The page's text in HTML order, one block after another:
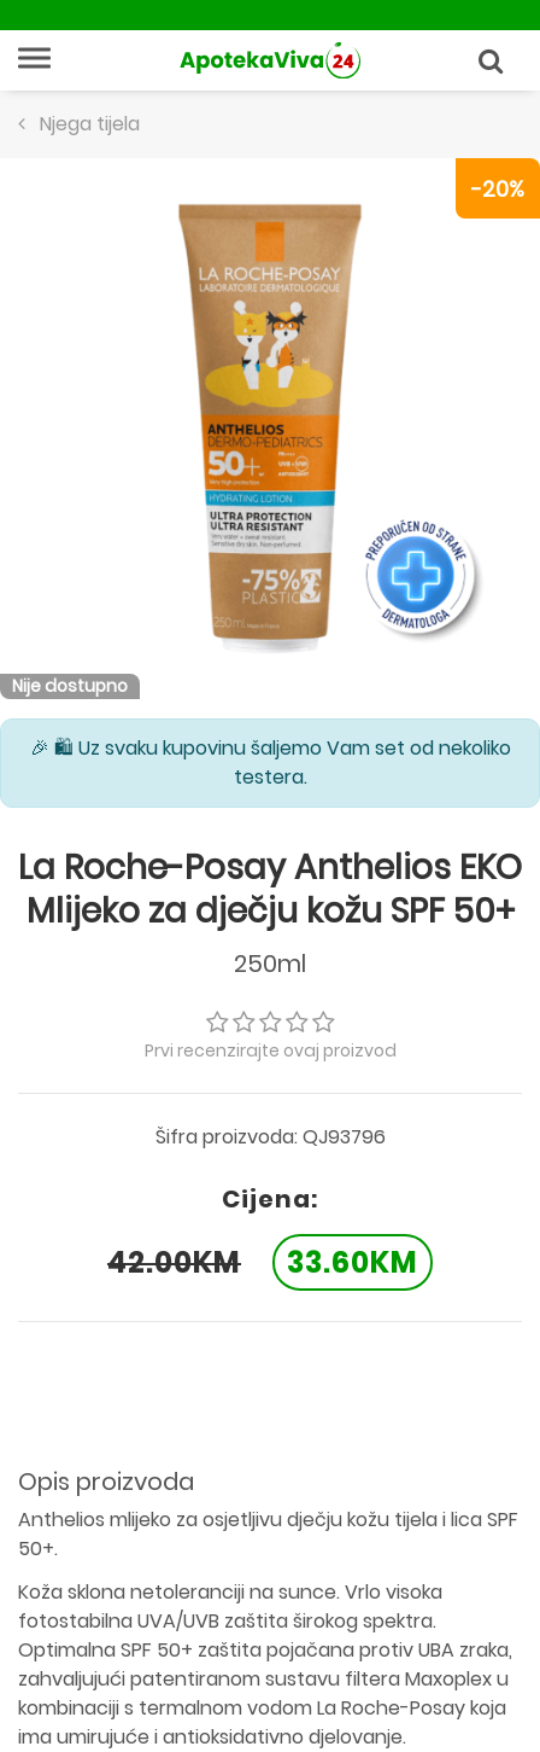
Njega tijela
-20%
Nije dostupno
🎉 🛍️ Uz svaku kupovinu šaljemo Vam set od nekoliko
testera.
La Roche-Posay Anthelios EKO
Mlijeko za dječju kožu SPF 50+
250ml
Prvi recenzirajte ovaj proizvod
Šifra proizvoda: QJ93796
Cijena:
42.00KM 33.60KM
Opis proizvoda
Anthelios mlijeko za osjetljivu dječju kožu tijela i lica SPF
50+.
Koža sklona netoleranciji na sunce. Vrlo visoka
fotostabilna UVA/UVB zaštita širokog spektra.
Optimalna SPF 50+ zaštita pojačana protiv UBA zraka,
zahvaljujući patentiranom sustavu filtera Maxoplex u
kombinaciji s termalnom vodom La Roche-Posay koja
ima umirujuće i antioksidativno djelovanje.